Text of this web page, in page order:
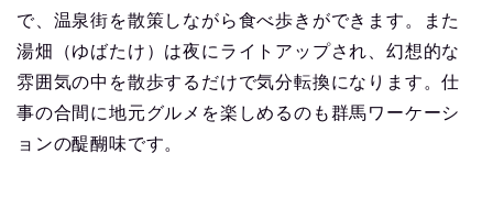
で、温泉街を散策しながら食べ歩きができます。また
湯畑（ゆばたけ）は夜にライトアップされ、幻想的な
雰囲気の中を散歩するだけで気分転換になります。仕
事の合間に地元グルメを楽しめるのも群馬ワーケーシ
ョンの醍醐味です。